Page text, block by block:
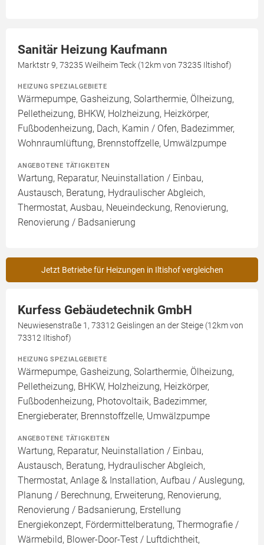
Sanitär Heizung Kaufmann
Marktstr 9, 73235 Weilheim Teck (12km von 73235 Iltishof)
HEIZUNG SPEZIALGEBIETE
Wärmepumpe, Gasheizung, Solarthermie, Ölheizung,
Pelletheizung, BHKW, Holzheizung, Heizkörper,
Fußbodenheizung, Dach, Kamin / Ofen, Badezimmer,
Wohnraumlüftung, Brennstoffzelle, Umwälzpumpe
ANGEBOTENE TÄTIGKEITEN
Wartung, Reparatur, Neuinstallation / Einbau,
Austausch, Beratung, Hydraulischer Abgleich,
Thermostat, Ausbau, Neueindeckung, Renovierung,
Renovierung / Badsanierung
Jetzt Betriebe für Heizungen in Iltishof vergleichen
Kurfess Gebäudetechnik GmbH
Neuwiesenstraße 1, 73312 Geislingen an der Steige (12km von
73312 Iltishof)
HEIZUNG SPEZIALGEBIETE
Wärmepumpe, Gasheizung, Solarthermie, Ölheizung,
Pelletheizung, BHKW, Holzheizung, Heizkörper,
Fußbodenheizung, Photovoltaik, Badezimmer,
Energieberater, Brennstoffzelle, Umwälzpumpe
ANGEBOTENE TÄTIGKEITEN
Wartung, Reparatur, Neuinstallation / Einbau,
Austausch, Beratung, Hydraulischer Abgleich,
Thermostat, Anlage & Installation, Aufbau / Auslegung,
Planung / Berechnung, Erweiterung, Renovierung,
Renovierung / Badsanierung, Erstellung
Energiekonzept, Fördermittelberatung, Thermografie /
Wärmebild, Blower-Door-Test / Luftdichtheit,